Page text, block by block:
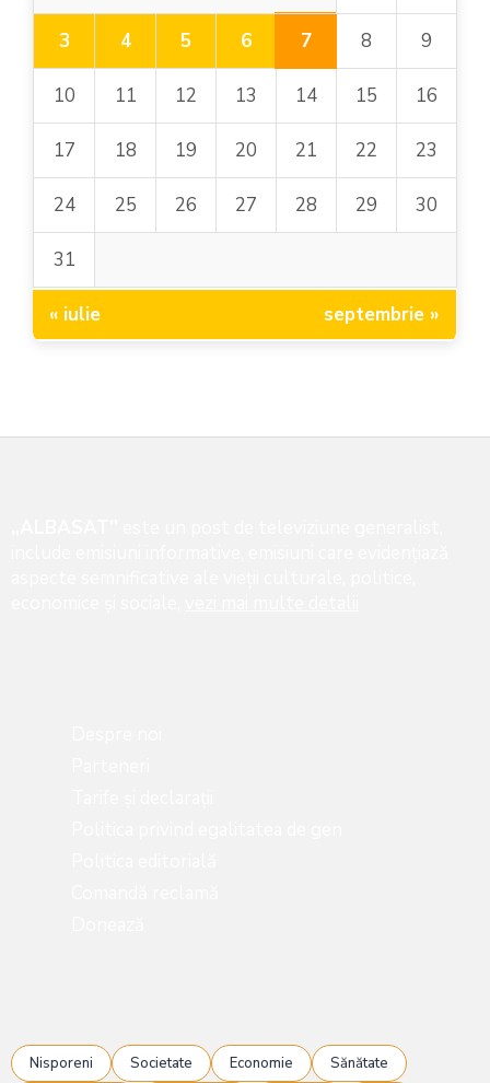
3 4 5 6 7 8 9
10 11 12 13 14 15 16
17 18 19 20 21 22 23
24 25 26 27 28 29 30
31
« iulie septembrie »
Nisporeni Societate Economie Sănătate